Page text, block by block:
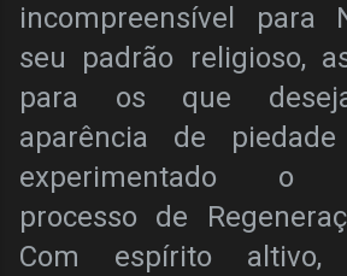
incompreensível para
seu padrão religioso,
para os que
aparência de
experimentado o
processo de
Com espírito